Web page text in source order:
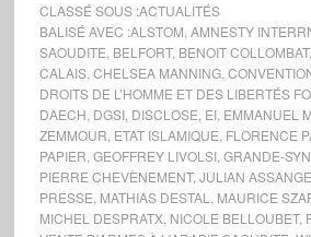
CLASSÉ SOUS :ACTUALITÉS
BALISÉ AVEC :ALSTOM AMNESTY
SAOUDITE BELFORT, BENOIT COLLOMBAT,
CALAIS, CHELSEA MANNING,
DROITS DE L’HOMME ET DES LIBERTÉS
DAECH DGSI, DISCLOSE EI, EMMANUEL
ZEMMOUR ETAT ISLAMIQUE FLORENCE
PAPIER GEOFFREY LIVOLSI, GRANDE-
PIERRE CHEVÈNEMENT, JULIAN ASSANGE
PRESSE MATHIAS DESTAL MAURICE
MICHEL DESPRATX, NICOLE BELLOUBET,